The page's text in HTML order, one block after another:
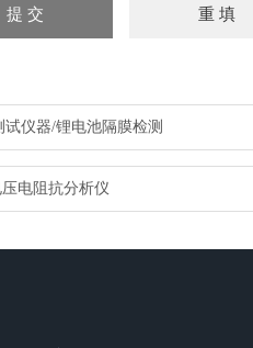
试仪器/锂电池隔膜检测
电阻抗分析仪